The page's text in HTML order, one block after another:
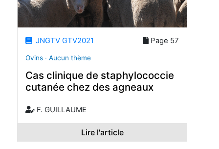
JNGTV GTV2021 Page 57
Ovins · Aucun thème
Cas clinique de staphylococcie
cutanée chez des agneaux
F. GUILLAUME
Lire l'article